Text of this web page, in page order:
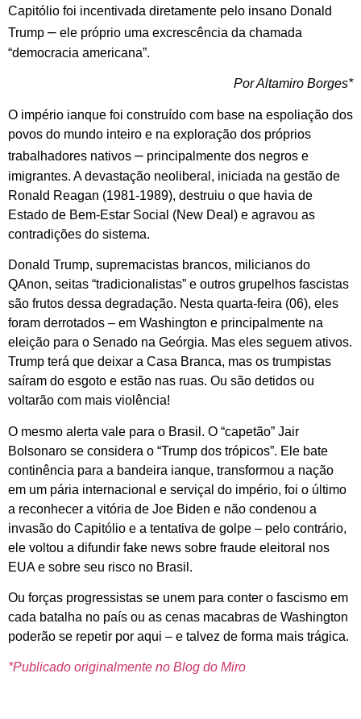
Capitólio foi incentivada diretamente pelo insano Donald
Trump – ele próprio uma excrescência da chamada
“democracia americana”.
Por Altamiro Borges*
O império ianque foi construído com base na espoliação dos
povos do mundo inteiro e na exploração dos próprios
trabalhadores nativos – principalmente dos negros e
imigrantes. A devastação neoliberal, iniciada na gestão de
Ronald Reagan (1981-1989), destruiu o que havia de
Estado de Bem-Estar Social (New Deal) e agravou as
contradições do sistema.
Donald Trump, supremacistas brancos, milicianos do
QAnon, seitas “tradicionalistas” e outros grupelhos fascistas
são frutos dessa degradação. Nesta quarta-feira (06), eles
foram derrotados – em Washington e principalmente na
eleição para o Senado na Geórgia. Mas eles seguem ativos.
Trump terá que deixar a Casa Branca, mas os trumpistas
saíram do esgoto e estão nas ruas. Ou são detidos ou
voltarão com mais violência!
O mesmo alerta vale para o Brasil. O “capetão” Jair
Bolsonaro se considera o “Trump dos trópicos”. Ele bate
continência para a bandeira ianque, transformou a nação
em um pária internacional e serviçal do império, foi o último
a reconhecer a vitória de Joe Biden e não condenou a
invasão do Capitólio e a tentativa de golpe – pelo contrário,
ele voltou a difundir fake news sobre fraude eleitoral nos
EUA e sobre seu risco no Brasil.
Ou forças progressistas se unem para conter o fascismo em
cada batalha no país ou as cenas macabras de Washington
poderão se repetir por aqui – e talvez de forma mais trágica.
*Publicado originalmente no Blog do Miro